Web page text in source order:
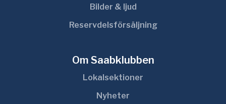
Bilder & ljud
Reservdelsförsäljning
Om Saabklubben
Lokalsektioner
Nyheter